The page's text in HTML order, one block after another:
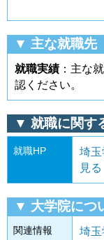
▼ 主な就職先
就職実績 ：主な
認ください。
▼ 就職に関す
就職HP
埼
見る
▼ 大学院につ
関連情報 埼玉